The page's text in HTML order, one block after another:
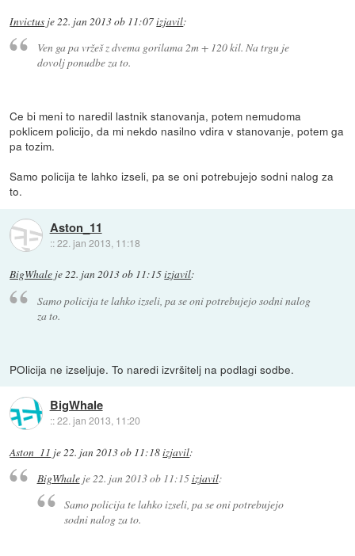
Invictus je22. jan 2013 ob 11:07izjavil:
Ven ga pa vržeš z dvema gorilama 2m + 120 kil. Na trgu je
dovolj ponudbe za to.
Ce bi meni to naredil lastnik stanovanja, potem nemudoma
poklicem policijo, da mi nekdo nasilno vdira v stanovanje, potem ga
pa tozim.
Samo policija te lahko izseli, pa se oni potrebujejo sodni nalog za
to.
Aston_11
::22. jan 2013, 11:18
BigWhale je22. jan 2013 ob 11:15izjavil:
Samo policija te lahko izseli, pa se oni potrebujejo sodni nalog
za to.
POlicija ne izseljuje. To naredi izvršitelj na podlagi sodbe.
BigWhale
::22. jan 2013, 11:20
Aston_11 je22. jan 2013 ob 11:18izjavil:
BigWhaleje22. jan 2013 ob 11:15izjavil:
Samo policija te lahko izseli, pa se oni potrebujejo
sodni nalog za to.